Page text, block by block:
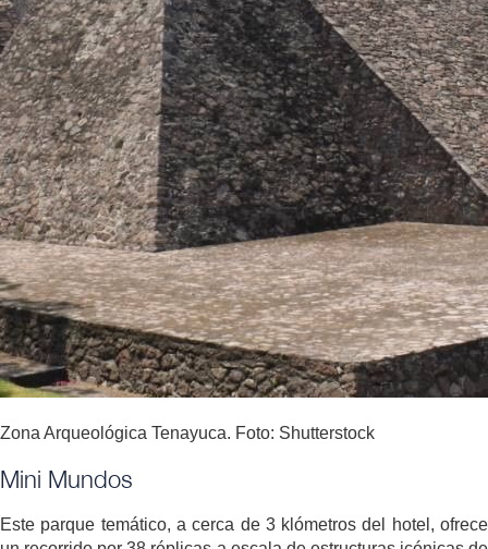
Zona Arqueológica Tenayuca. Foto: Shutterstock
Mini Mundos
Este parque temático, a cerca de 3 klómetros del hotel, ofrece